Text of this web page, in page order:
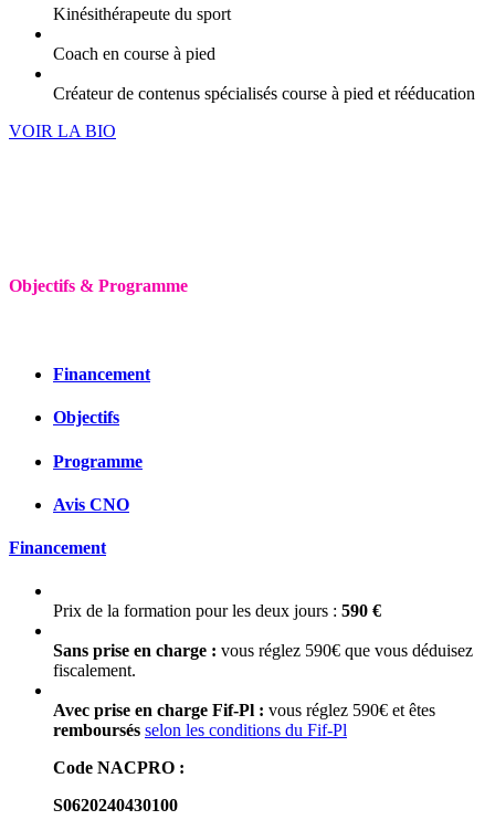
Kinésithérapeute du sport
Coach en course à pied
Créateur de contenus spécialisés course à pied et rééducation
VOIR LA BIO
Objectifs & Programme
Financement
Objectifs
Programme
Avis CNO
Financement
Prix de la formation pour les deux jours : 590 €
Sans prise en charge : vous réglez 590€ que vous déduisez
fiscalement.
Avec prise en charge Fif-Pl : vous réglez 590€ et êtes
remboursés selon les conditions du Fif-Pl
Code NACPRO :
S0620240430100